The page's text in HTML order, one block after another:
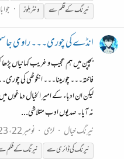
نیرنگکےقلمسے ونٹربلوز
انڈے کی چوری۔۔۔ راوی
بچپن میں ہم عجیب و غریب کہانیاں
فاختہ۔۔۔ چورمینا۔۔۔ انگوٹھی کی
لیکن ان ادباء کے امیر الخیال دماغوں
نہ آیا۔ صدیوں ادب متلاشی...
نیرنگ خیال
لڑی نومبر 22، 2023
نیرنگکی ڈائریسے نیرنگکےقلم